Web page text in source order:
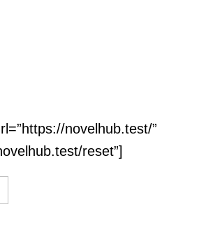
novelhub.test/”
reset”]